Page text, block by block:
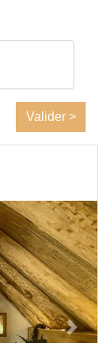
Valider >
Next